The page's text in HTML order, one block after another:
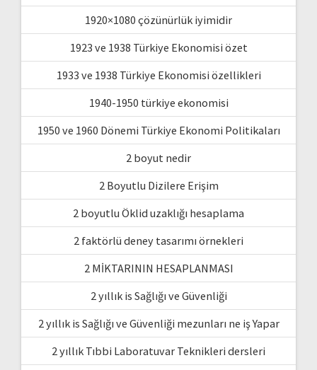
1920×1080 çözünürlük iyimidir
1923 ve 1938 Türkiye Ekonomisi özet
1933 ve 1938 Türkiye Ekonomisi özellikleri
1940-1950 türkiye ekonomisi
1950 ve 1960 Dönemi Türkiye Ekonomi Politikaları
2 boyut nedir
2 Boyutlu Dizilere Erişim
2 boyutlu Öklid uzaklığı hesaplama
2 faktörlü deney tasarımı örnekleri
2 MİKTARININ HESAPLANMASI
2 yıllık is Sağlığı ve Güvenliği
2 yıllık is Sağlığı ve Güvenliği mezunları ne iş Yapar
2 yıllık Tıbbi Laboratuvar Teknikleri dersleri